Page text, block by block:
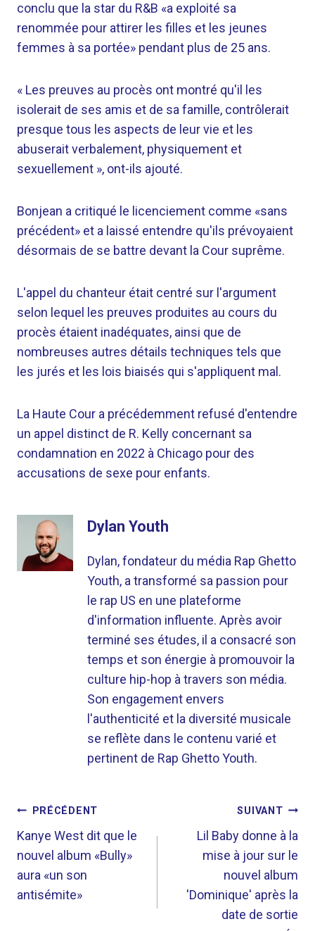
conclu que la star du R&B «a exploité sa
renommée pour attirer les filles et les jeunes
femmes à sa portée» pendant plus de 25 ans.
« Les preuves au procès ont montré qu'il les
isolerait de ses amis et de sa famille, contrôlerait
presque tous les aspects de leur vie et les
abuserait verbalement, physiquement et
sexuellement », ont-ils ajouté.
Bonjean a critiqué le licenciement comme «sans
précédent» et a laissé entendre qu'ils prévoyaient
désormais de se battre devant la Cour suprême.
L'appel du chanteur était centré sur l'argument
selon lequel les preuves produites au cours du
procès étaient inadéquates, ainsi que de
nombreuses autres détails techniques tels que
les jurés et les lois biaisés qui s'appliquent mal.
La Haute Cour a précédemment refusé d'entendre
un appel distinct de R. Kelly concernant sa
condamnation en 2022 à Chicago pour des
accusations de sexe pour enfants.
Dylan Youth
Dylan, fondateur du média Rap Ghetto
Youth, a transformé sa passion pour
le rap US en une plateforme
d'information influente. Après avoir
terminé ses études, il a consacré son
temps et son énergie à promouvoir la
culture hip-hop à travers son média.
Son engagement envers
l'authenticité et la diversité musicale
se reflète dans le contenu varié et
pertinent de Rap Ghetto Youth.
NAVIGATION
DE
L’ARTICLE
PRÉCÉDENT
Kanye West dit que le
nouvel album «Bully»
aura «un son
antisémite»
SUIVANT
Lil Baby donne à la
mise à jour sur le
nouvel album
'Dominique' après la
date de sortie